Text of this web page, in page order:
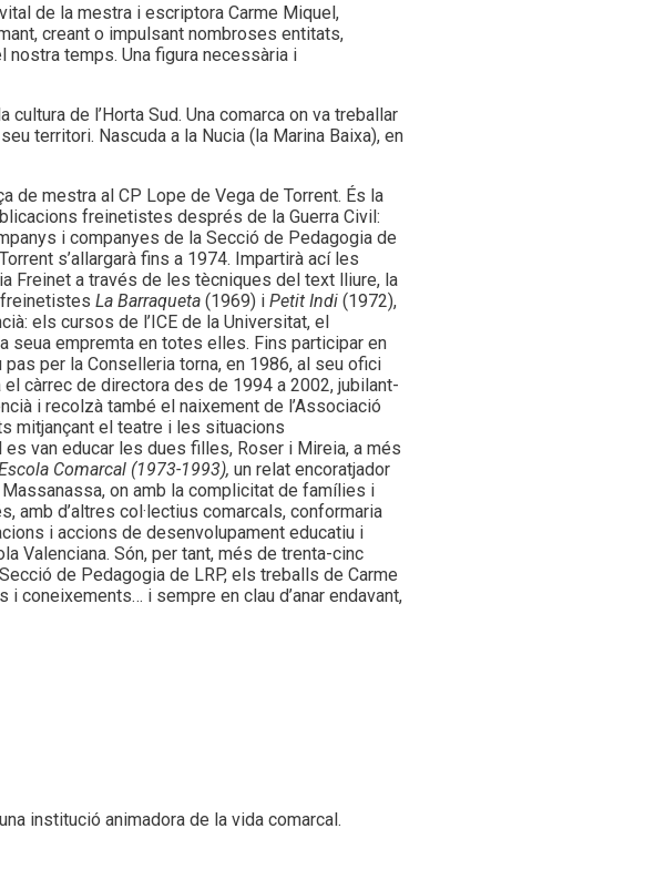
de la mestra i escriptora Carme Miquel,
creant o impulsant nombroses entitats,
temps. Una figura necessària i
de l’Horta Sud. Una comarca on va treballar
territori. Nascuda a la Nucia (la Marina Baixa), en
de mestra al CP Lope de Vega de Torrent. És la
freinetistes després de la Guerra Civil:
i companyes de la Secció de Pedagogia de
s’allargarà fins a 1974. Impartirà ací les
Freinet a través de les tècniques del text lliure, la
freinetistes La Barraqueta (1969) i Petit Indi (1972),
els cursos de l’ICE de la Universitat, el
seua empremta en totes elles. Fins participar en
per la Conselleria torna, en 1986, al seu ofici
el càrrec de directora des de 1994 a 2002, jubilant-
i recolzà també el naixement de l’Associació
mitjançant el teatre i les situacions
es van educar les dues filles, Roser i Mireia, a més
Comarcal (1973-1993), un relat encoratjador
on amb la complicitat de famílies i
amb d’altres col·lectius comarcals, conformaria
i accions de desenvolupament educatiu i
Valenciana. Són, per tant, més de trenta-cinc
de Pedagogia de LRP, els treballs de Carme
coneixements… i sempre en clau d’anar endavant,
institució animadora de la vida comarcal.